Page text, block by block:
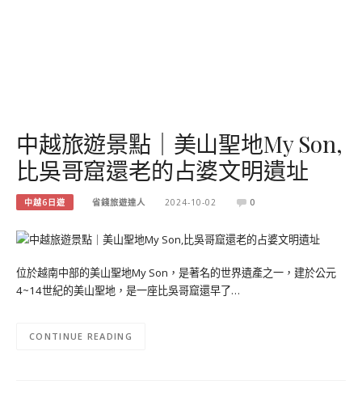
中越旅遊景點｜美山聖地My Son,
比吳哥窟還老的占婆文明遺址
中越6日遊 省錢旅遊達人 2024-10-02 0
位於越南中部的美山聖地My Son，是著名的世界遺產之一，建於公元
4~14世紀的美山聖地，是一座比吳哥窟還早了…
CONTINUE READING